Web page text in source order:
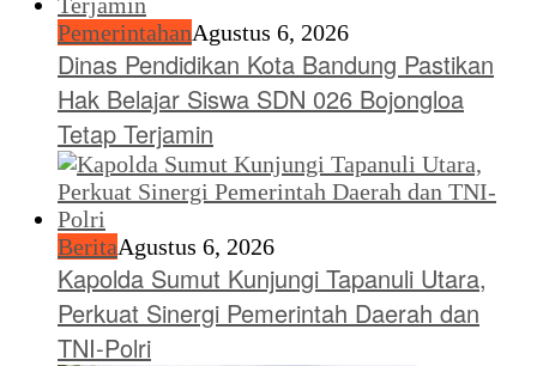
PemerintahanAgustus 6, 2026
Dinas Pendidikan Kota Bandung Pastikan
Hak Belajar Siswa SDN 026 Bojongloa
Tetap Terjamin
BeritaAgustus 6, 2026
Kapolda Sumut Kunjungi Tapanuli Utara,
Perkuat Sinergi Pemerintah Daerah dan
TNI-Polri